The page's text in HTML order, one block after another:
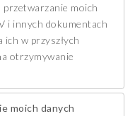
moich
i innych dokumentach
w przyszłych
otrzymywanie
moich danych